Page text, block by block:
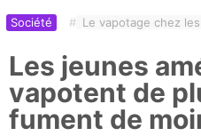
Société # Le vapotage chez
Les jeunes
vapotent de
fument de